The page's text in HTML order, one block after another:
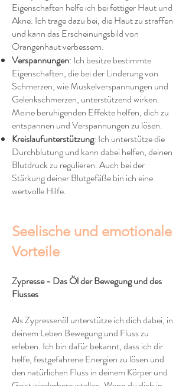
Eigenschaften helfe ich bei fettiger Haut und
Akne. Ich trage dazu bei, die Haut zu straffen
und kann das Erscheinungsbild von
Orangenhaut verbessern.
Verspannungen: Ich besitze bestimmte
Eigenschaften, die bei der Linderung von
Schmerzen, wie Muskelverspannungen und
Gelenkschmerzen, unterstützend wirken.
Meine beruhigenden Effekte helfen, dich zu
entspannen und Verspannungen zu lösen.
Kreislaufunterstützung: Ich unterstütze die
Durchblutung und kann dabei helfen, deinen
Blutdruck zu regulieren. Auch bei der
Stärkung deiner Blutgefäße bin ich eine
wertvolle Hilfe.
Seelische und emotionale
Vorteile
Zypresse - Das Öl der Bewegung und des
Flusses
Als Zypressenöl unterstütze ich dich dabei, in
deinem Leben Bewegung und Fluss zu
erleben. Ich bin dafür bekannt, dass ich dir
helfe, festgefahrene Energien zu lösen und
den natürlichen Fluss in deinem Körper und